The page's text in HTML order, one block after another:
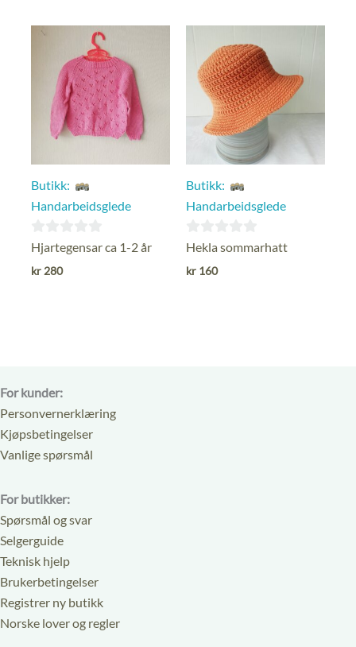
Butikk:
Handarbeidsglede
0
ut
Hjartegensar ca 1-2 år
kr 280
Butikk:
Handarbeidsglede
0
ut
Hekla sommarhatt
kr 160
For kunder:
Personvernerklæring
Kjøpsbetingelser
Vanlige spørsmål
For butikker:
Spørsmål og svar
Selgerguide
Teknisk hjelp
Brukerbetingelser
Registrer ny butikk
Norske lover og regler